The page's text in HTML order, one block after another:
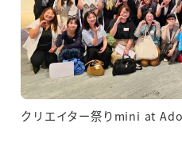
クリエイター祭りmini at